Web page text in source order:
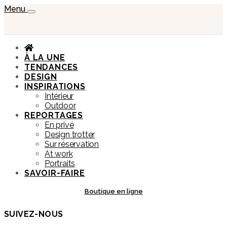
Menu
À LA UNE
TENDANCES
DESIGN
INSPIRATIONS
Intérieur
Outdoor
REPORTAGES
En privé
Design trotter
Sur réservation
At work
Portraits
SAVOIR-FAIRE
Boutique en ligne
SUIVEZ-NOUS